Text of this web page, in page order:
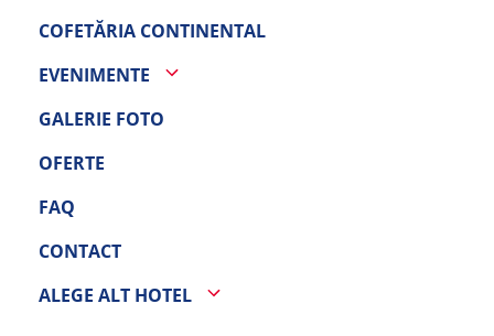
COFETĂRIA CONTINENTAL
EVENIMENTE
GALERIE FOTO
OFERTE
FAQ
CONTACT
ALEGE ALT HOTEL